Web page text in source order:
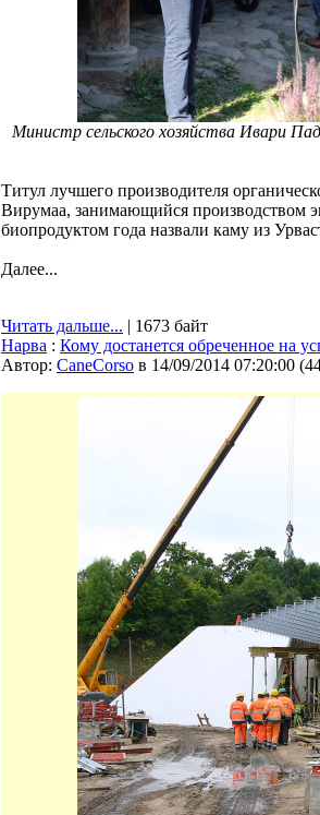
Министр сельского хозяйства Ивари
Титул лучшего производителя
Вирумаа, занимающийся производством
биопродуктом года назвали каму из
Далее...
Читать дальше... | 1673 байт
Нарва : Кому достанется обреченное на
Автор: CaneCorso в 14/09/2014 07:20:00 (